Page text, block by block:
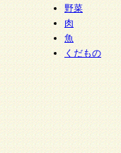
野菜
肉
魚
くだもの